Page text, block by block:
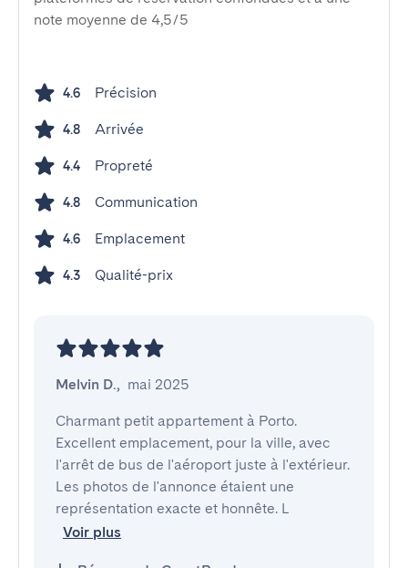
note moyenne de 4,5/5
4.6 Précision
4.8 Arrivée
4.4 Propreté
4.8 Communication
4.6 Emplacement
4.3 Qualité-prix
Melvin D., mai 2025
Charmant petit appartement à Porto.
Excellent emplacement, pour la ville, avec
l'arrêt de bus de l'aéroport juste à l'extérieur.
Les photos de l'annonce étaient une
représentation exacte et honnête. L
Voir plus